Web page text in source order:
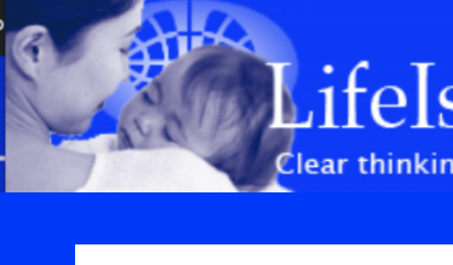
Skip
to
content